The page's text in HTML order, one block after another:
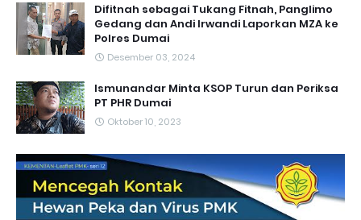
Difitnah sebagai Tukang Fitnah, Panglimo
Gedang dan Andi Irwandi Laporkan MZA ke
Polres Dumai
Desember 03, 2024
Ismunandar Minta KSOP Turun dan Periksa
PT PHR Dumai
Oktober 10, 2023